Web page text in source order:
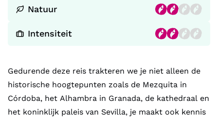
Natuur
Intensiteit
Gedurende deze reis trakteren we je niet alleen de
historische hoogtepunten zoals de Mezquita in
Córdoba, het Alhambra in Granada, de kathedraal en
het koninklijk paleis van Sevilla, je maakt ook kennis